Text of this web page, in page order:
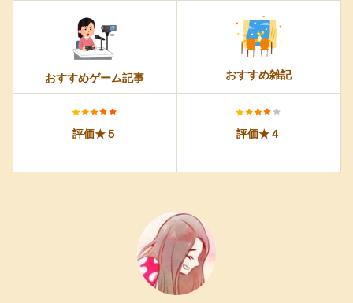
おすすめゲーム記事 おすすめ雑記
評価★５ 評価★４